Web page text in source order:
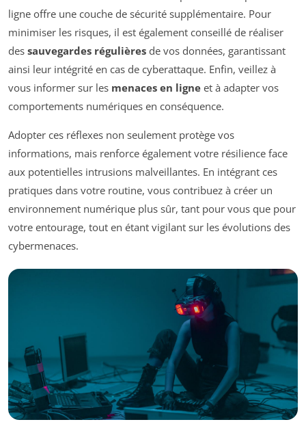
ligne offre une couche de sécurité supplémentaire. Pour
minimiser les risques, il est également conseillé de réaliser
des sauvegardes régulières de vos données, garantissant
ainsi leur intégrité en cas de cyberattaque. Enfin, veillez à
vous informer sur les menaces en ligne et à adapter vos
comportements numériques en conséquence.
Adopter ces réflexes non seulement protège vos
informations, mais renforce également votre résilience face
aux potentielles intrusions malveillantes. En intégrant ces
pratiques dans votre routine, vous contribuez à créer un
environnement numérique plus sûr, tant pour vous que pour
votre entourage, tout en étant vigilant sur les évolutions des
cybermenaces.